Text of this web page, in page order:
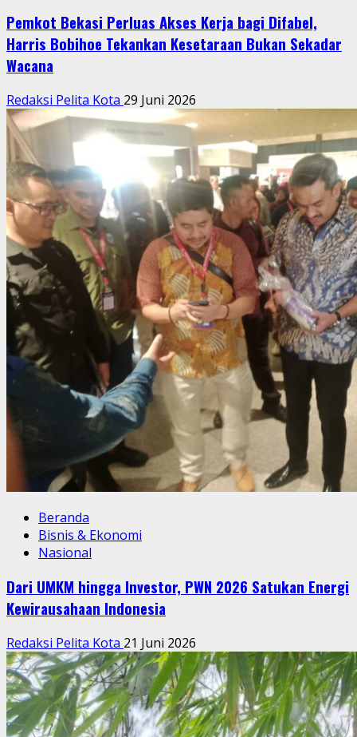
Pemkot Bekasi Perluas Akses Kerja bagi Difabel,
Harris Bobihoe Tekankan Kesetaraan Bukan Sekadar
Wacana
Redaksi Pelita Kota 29 Juni 2026
Beranda
Bisnis & Ekonomi
Nasional
Dari UMKM hingga Investor, PWN 2026 Satukan Energi
Kewirausahaan Indonesia
Redaksi Pelita Kota 21 Juni 2026